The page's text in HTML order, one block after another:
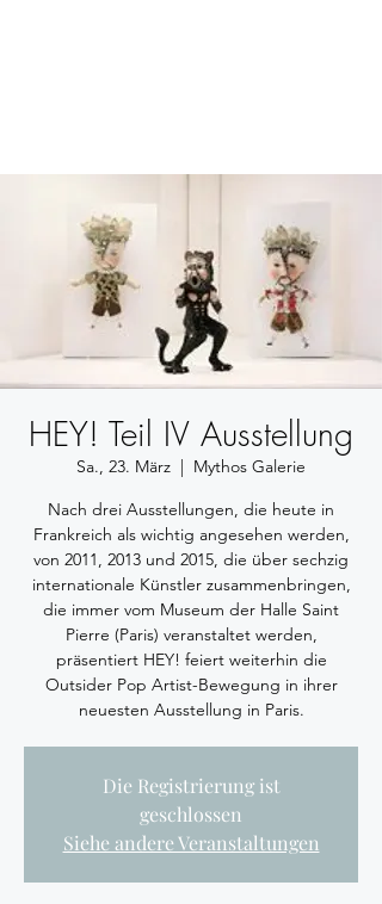
HEY! Teil IV Ausstellung
Sa., 23. März
  |
Mythos Galerie
Nach drei Ausstellungen, die heute in
Frankreich als wichtig angesehen werden,
von 2011, 2013 und 2015, die über sechzig
internationale Künstler zusammenbringen,
die immer vom Museum der Halle Saint
Pierre (Paris) veranstaltet werden,
präsentiert HEY! feiert weiterhin die
Outsider Pop Artist-Bewegung in ihrer
neuesten Ausstellung in Paris.
Die Registrierung ist
geschlossen
Siehe andere Veranstaltungen